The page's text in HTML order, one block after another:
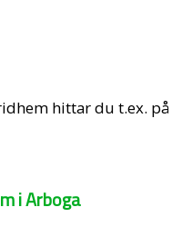
hittar du t.ex. på
i Arboga